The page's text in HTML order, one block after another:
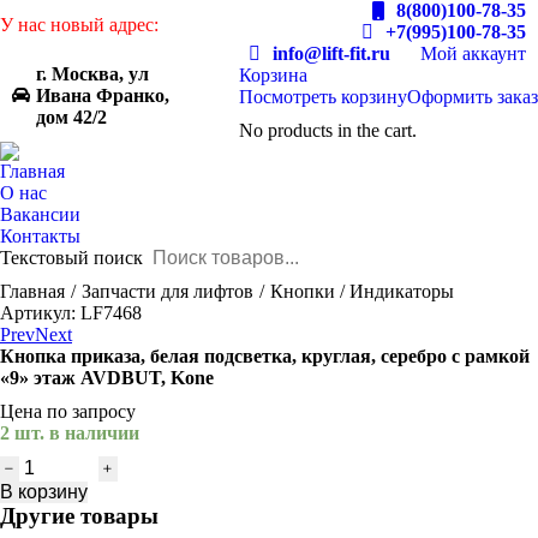
У нас новый адрес:
г. Москва, ул
Ивана Франко,
дом 42/2
8(800)100-78-35
+7(995)100-78-35
info@lift-fit.ru
Мой аккаунт
Корзина
Посмотреть корзинуОформить заказ
No products in the cart.
Главная
О нас
Вакансии
Контакты
Текстовый поиск
You are here:
Главная Запчасти для лифтов
Кнопки / Индикаторы
Артикул: LF7468
PrevNext
Кнопка приказа, белая подсветка, круглая, серебро с рамкой
«9» этаж AVDBUT, Kone
Цена по запросу
2 шт. в наличии
Количество
товара
Кнопка
приказа,
В корзину
Другие товары